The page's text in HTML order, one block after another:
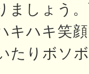
ましょう
キハキ笑
たりボソ